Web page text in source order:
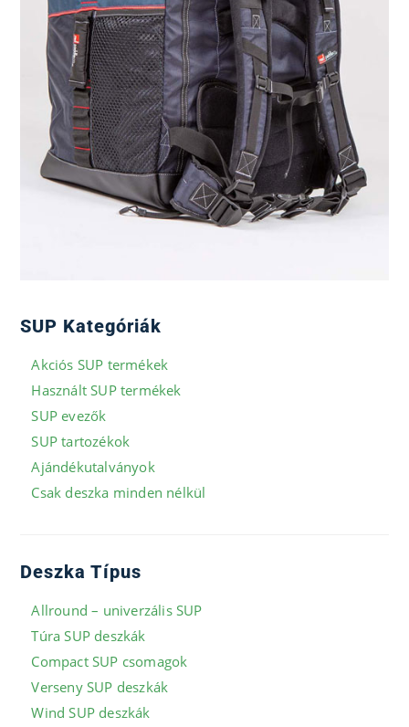
SUP Kategóriák
Akciós SUP termékek
Használt SUP termékek
SUP evezők
SUP tartozékok
Ajándékutalványok
Csak deszka minden nélkül
Deszka Típus
Allround – univerzális SUP
Túra SUP deszkák
Compact SUP csomagok
Verseny SUP deszkák
Wind SUP deszkák